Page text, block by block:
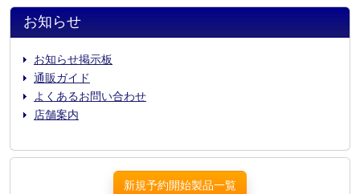
お知らせ
お知らせ掲示板
通販ガイド
よくあるお問い合わせ
店舗案内
新規予約開始製品一覧